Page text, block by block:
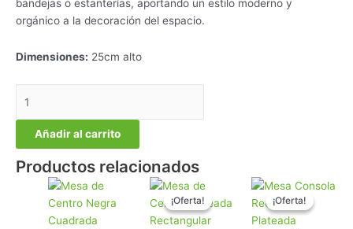
bandejas o estanterías, aportando un estilo moderno y
orgánico a la decoración del espacio.
Dimensiones: 25cm alto
Añadir al carrito
Productos relacionados
¡Oferta!
¡Oferta!
El
precio
original
El
precio
actual
¡Oferta!
¡Oferta!
El
precio
original
El
precio